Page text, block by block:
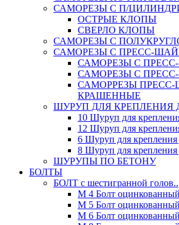
САМОРЕЗЫ С П/
ОСТРЫЕ КЛОПЫ
СВЕРЛО КЛОПЫ
САМОРЕЗЫ С
САМОРЕЗЫ С ПРЕСС-
САМОРЕЗЫ С
САМОРЕЗЫ С
САМОРРЕЗЫ
КРАШЕННЫЕ
ШУРУП ДЛЯ КРЕПЛЕНИЯ
10 Шуруп для
12 Шуруп для
6 Шуруп для крепления
8 Шуруп для крепления
ШУРУПЫ ПО БЕТОНУ
БОЛТЫ
БОЛТ с шестигранной голов..
М 4 Болт оцинкованный
М 5 Болт оцинкованный
М 6 Болт оцинкованный